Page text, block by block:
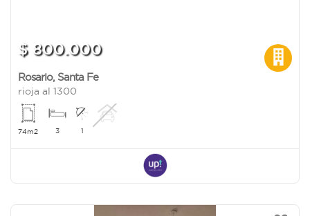
$ 800.000
Rosario, Santa Fe
rioja al 1300
74m2 3 1